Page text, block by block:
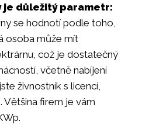
je důležitý parametr:
se hodnotí podle toho,
osoba může mít
což je dostatečný
včetně nabíjení
živnostník s licencí,
Většina firem je vám